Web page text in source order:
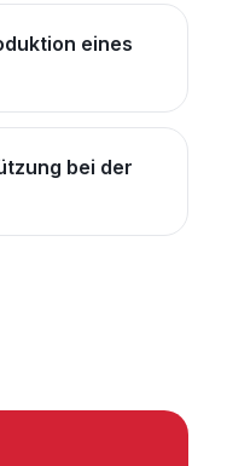
eines
bei der